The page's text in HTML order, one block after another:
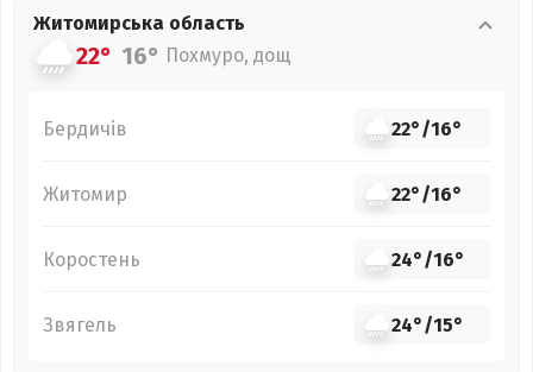
Житомирська область
22° 16° Похмуро, дощ
Бердичів 22°/16°
Житомир 22°/16°
Коростень 24°/16°
Звягель 24°/15°